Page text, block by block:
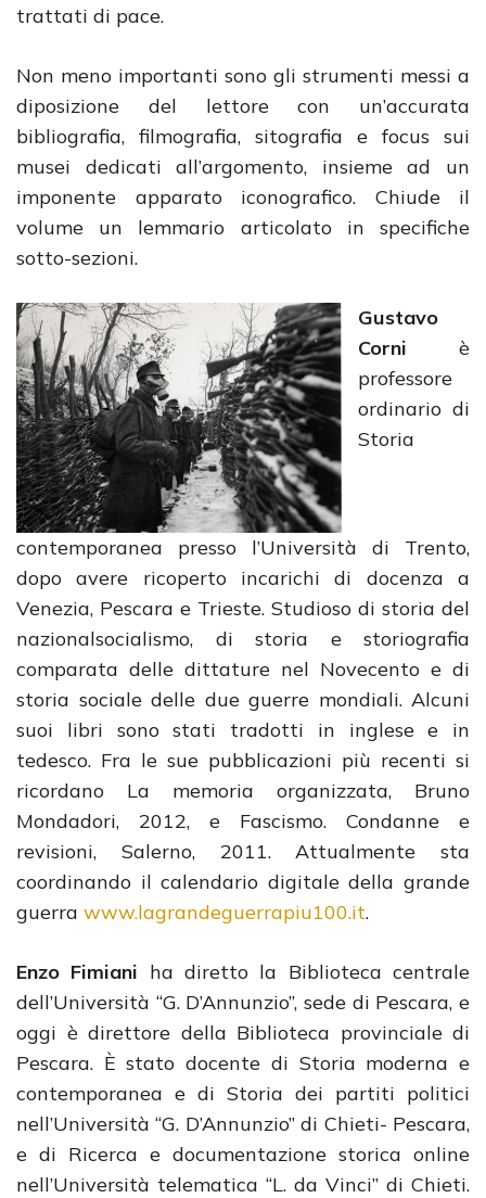
trattati di pace.
Non meno importanti sono gli strumenti messi a
diposizione del lettore con un’accurata
bibliografia, filmografia, sitografia e focus sui
musei dedicati all’argomento, insieme ad un
imponente apparato iconografico. Chiude il
volume un lemmario articolato in specifiche
sotto-sezioni.
Gustavo
Corni è
professore
ordinario di
Storia
contemporanea presso l’Università di Trento,
dopo avere ricoperto incarichi di docenza a
Venezia, Pescara e Trieste. Studioso di storia del
nazionalsocialismo, di storia e storiografia
comparata delle dittature nel Novecento e di
storia sociale delle due guerre mondiali. Alcuni
suoi libri sono stati tradotti in inglese e in
tedesco. Fra le sue pubblicazioni più recenti si
ricordano La memoria organizzata, Bruno
Mondadori, 2012, e Fascismo. Condanne e
revisioni, Salerno, 2011. Attualmente sta
coordinando il calendario digitale della grande
guerra www.lagrandeguerrapiu100.it.
Enzo Fimiani ha diretto la Biblioteca centrale
dell’Università “G. D’Annunzio”, sede di Pescara, e
oggi è direttore della Biblioteca provinciale di
Pescara. È stato docente di Storia moderna e
contemporanea e di Storia dei partiti politici
nell’Università “G. D’Annunzio” di Chieti- Pescara,
e di Ricerca e documentazione storica online
nell’Università telematica “L. da Vinci” di Chieti.